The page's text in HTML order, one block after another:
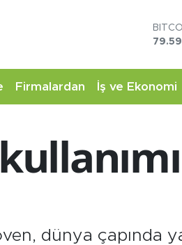
Firmalardan İş ve Ekonomi
dünya çapında